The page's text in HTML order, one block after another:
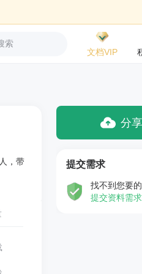
索
文档VIP
，带
分
提交需求
找不到您要
提交资料需求